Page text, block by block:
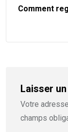
Comment
Laisser
Votre
champs